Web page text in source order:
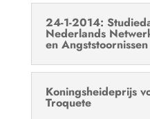
24-1-2014:
Nederlands
en Angststoornissen
Koningsheideprijs
Troquete